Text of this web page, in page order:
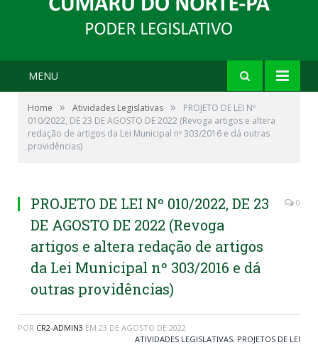
MENU
Home » Atividades Legislativas »
PROJETO DE LEI Nº
010/2022, DE 23 DE AGOSTO DE 2022 (Revoga artigos e altera
redação de artigos da Lei Municipal nº 303/2016 e dá outras
providências)
PROJETO DE LEI Nº 010/2022, DE 23
DE AGOSTO DE 2022 (Revoga
artigos e altera redação de artigos
da Lei Municipal nº 303/2016 e dá
outras providências)
0
POR CR2-ADMIN3 EM 23 DE AGOSTO DE 2022
ATIVIDADES LEGISLATIVAS, PROJETOS DE LEI